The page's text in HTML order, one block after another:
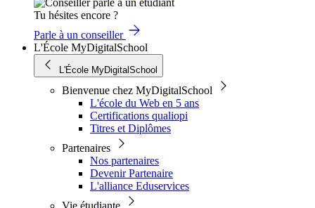
Tu hésites encore ?
Parle à un conseiller
L'École MyDigitalSchool
L'École MyDigitalSchool
Bienvenue chez MyDigitalSchool
L'école du Web en 5 ans
Certifications qualiopi
Titres et Diplômes
Partenaires
Nos partenaires
Devenir Partenaire
L'alliance Eduservices
Vie étudiante